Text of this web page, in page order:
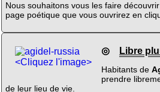
Nous souhaitons vous les faire
page poétique que vous ouvrirez en
<Cliquez l'image>
◎ Libre
Habitants de
prendre
de leur lieu de vie.